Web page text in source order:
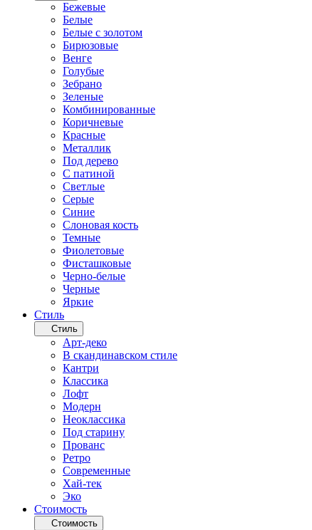
Бежевые
Белые
Белые с золотом
Бирюзовые
Венге
Голубые
Зебрано
Зеленые
Комбинированные
Коричневые
Красные
Металлик
Под дерево
С патиной
Светлые
Серые
Синие
Слоновая кость
Темные
Фиолетовые
Фисташковые
Черно-белые
Черные
Яркие
Стиль
Стиль
Арт-деко
В скандинавском стиле
Кантри
Классика
Лофт
Модерн
Неоклассика
Под старину
Прованс
Ретро
Современные
Хай-тек
Эко
Стоимость
Стоимость